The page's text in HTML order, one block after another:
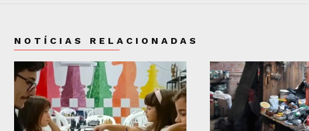
NOTÍCIAS RELACIONADAS